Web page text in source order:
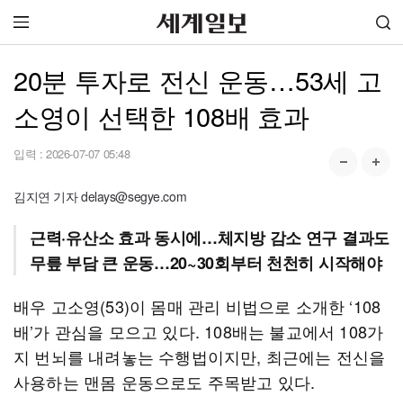
20분 투자로 전신 운동…53세 고
소영이 선택한 108배 효과
입력 : 2026-07-07 05:48
김지연 기자 delays@segye.com
근력·유산소 효과 동시에…체지방 감소 연구 결과도
무릎 부담 큰 운동…20~30회부터 천천히 시작해야
배우 고소영(53)이 몸매 관리 비법으로 소개한 ‘108
배’가 관심을 모으고 있다. 108배는 불교에서 108가
지 번뇌를 내려놓는 수행법이지만, 최근에는 전신을
사용하는 맨몸 운동으로도 주목받고 있다.